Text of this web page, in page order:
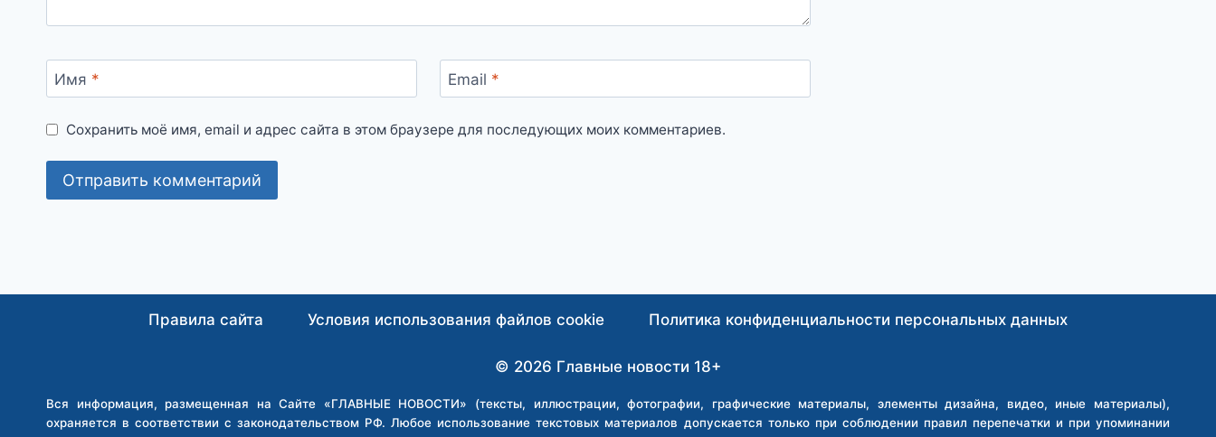
Имя * Email *
Сохранить моё имя, email и адрес сайта в этом браузере для последующих моих комментариев.
Правила сайта Условия использования файлов cookie Политика конфиденциальности персональных данных
© 2026 Главные новости 18+
Вся информация, размещенная на Сайте «ГЛАВНЫЕ НОВОСТИ» (тексты, иллюстрации, фотографии, графические материалы, элементы дизайна, видео, иные материалы),
охраняется в соответствии с законодательством РФ. Любое использование текстовых материалов допускается только при соблюдении правил перепечатки и при упоминании